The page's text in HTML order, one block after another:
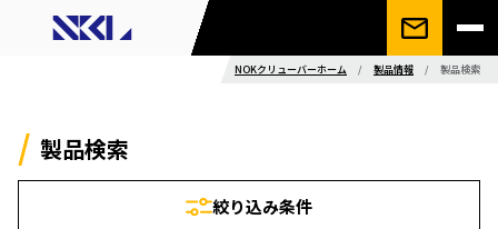
NOKクリューバーホーム / 製品情報 / 製品検索
製品検索
絞り込み条件